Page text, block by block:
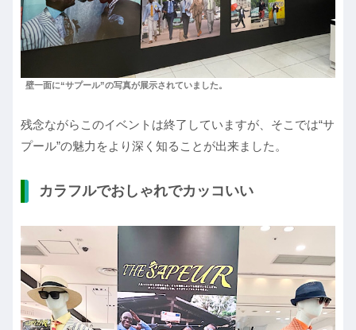
壁一面に“サプール”の写真が展示されていました。
残念ながらこのイベントは終了していますが、そこでは“サ
プール”の魅力をより深く知ることが出来ました。
カラフルでおしゃれでカッコいい